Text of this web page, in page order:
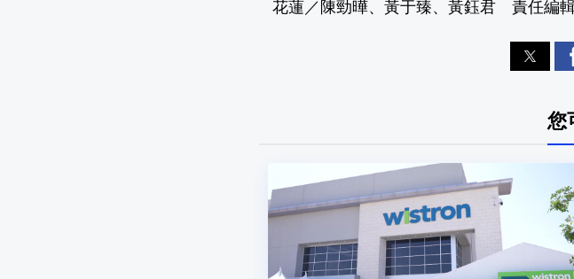
花蓮／陳勁曄、黃于臻、黃鈺君 責任編
您